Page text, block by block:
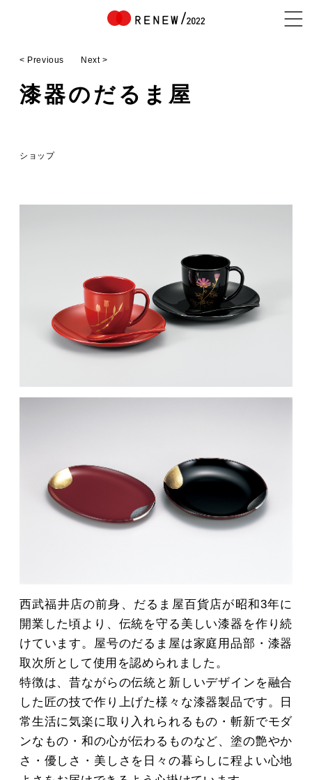
MOVIE
< Previous Next >
漆器のだるま屋
ショップ
西武福井店の前身、だるま屋百貨店が昭和3年に
開業した頃より、伝統を守る美しい漆器を作り続
けています。屋号のだるま屋は家庭用品部・漆器
取次所として使用を認められました。
特徴は、昔ながらの伝統と新しいデザインを融合
した匠の技で作り上げた様々な漆器製品です。日
常生活に気楽に取り入れられるもの・斬新でモダ
ンなもの・和の心が伝わるものなど、塗の艶やか
さ・優しさ・美しさを日々の暮らしに程よい心地